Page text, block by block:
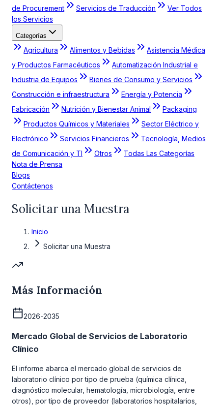
de Procurement
Servicios de Traducción
Ver Todos
los Servicios
Categorías
Agricultura Alimentos y Bebidas
Asistencia Médica
y Productos Farmacéuticos
Automatización Industrial e
Industria de Equipos
Bienes de Consumo y Servicios
Construcción e infraestructura
Energía y Potencia
Fabricación
Nutrición y Bienestar Animal
Packaging
Productos Químicos y Materiales
Sector Eléctrico y
Electrónico
Servicios Financieros
Tecnología, Medios
de Comunicación y TI
Otros
Todas Las Categorías
Nota de Prensa
Blogs
Contáctenos
Solicitar una Muestra
Inicio
Solicitar una Muestra
Más Información
2026-2035
Mercado Global de Servicios de Laboratorio
Clínico
El informe abarca el mercado global de servicios de
laboratorio clínico por tipo de prueba (química clínica,
diagnóstico molecular, hematología, microbiología, entre
otros), por tipo de proveedor (laboratorios hospitalarios,